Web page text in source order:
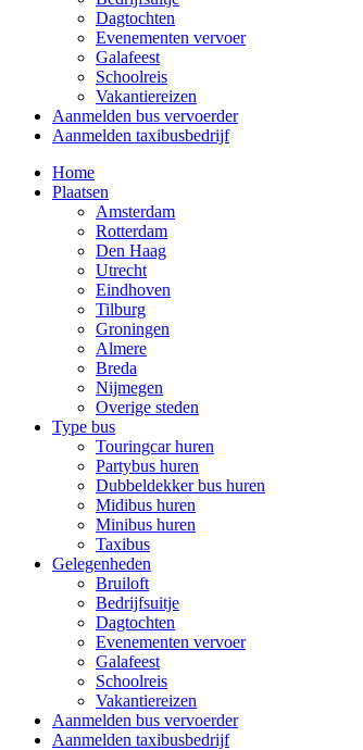
Dagtochten
Evenementen vervoer
Galafeest
Schoolreis
Vakantiereizen
Aanmelden bus vervoerder
Aanmelden taxibusbedrijf
Home
Plaatsen
Amsterdam
Rotterdam
Den Haag
Utrecht
Eindhoven
Tilburg
Groningen
Almere
Breda
Nijmegen
Overige steden
Type bus
Touringcar huren
Partybus huren
Dubbeldekker bus huren
Midibus huren
Minibus huren
Taxibus
Gelegenheden
Bruiloft
Bedrijfsuitje
Dagtochten
Evenementen vervoer
Galafeest
Schoolreis
Vakantiereizen
Aanmelden bus vervoerder
Aanmelden taxibusbedrijf